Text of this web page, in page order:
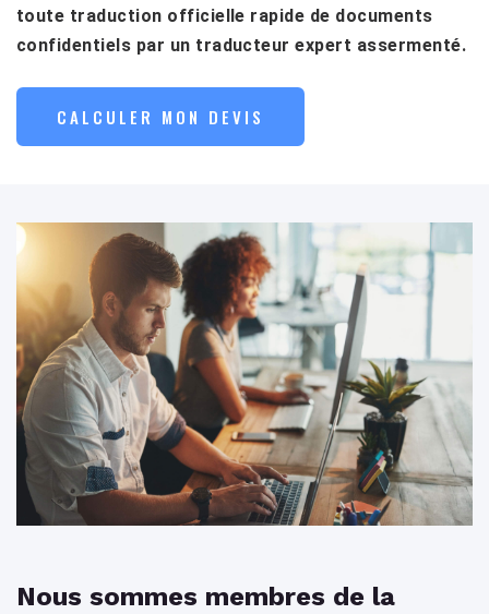
toute traduction officielle rapide de documents
confidentiels par un traducteur expert assermenté.
CALCULER MON DEVIS
Nous sommes membres de la